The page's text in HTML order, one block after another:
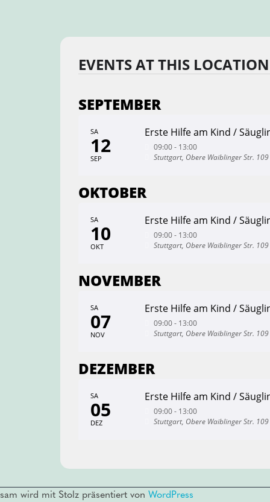
EVENTS AT THIS LOCATION
SEPTEMBER
SA
12
SEP
Erste Hilfe am Kind /
09:00 - 13:00
Stuttgart, Obere Waiblinger Str. 109
OKTOBER
SA
10
OKT
Erste Hilfe am Kind /
09:00 - 13:00
Stuttgart, Obere Waiblinger Str. 109
NOVEMBER
SA
07
NOV
Erste Hilfe am Kind /
09:00 - 13:00
Stuttgart, Obere Waiblinger Str. 109
DEZEMBER
SA
05
DEZ
Erste Hilfe am Kind /
09:00 - 13:00
Stuttgart, Obere Waiblinger Str. 109
sam wird mit Stolz präsentiert von WordPress